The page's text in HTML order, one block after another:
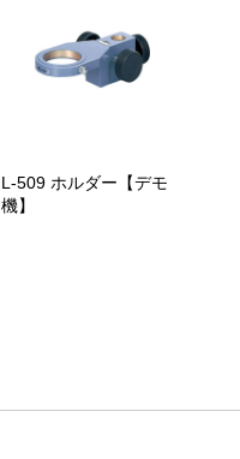
L-509 ホルダー【デモ
機】